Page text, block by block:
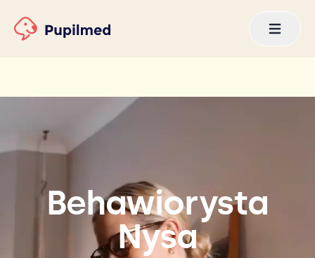
Behawiorysta
Nysa